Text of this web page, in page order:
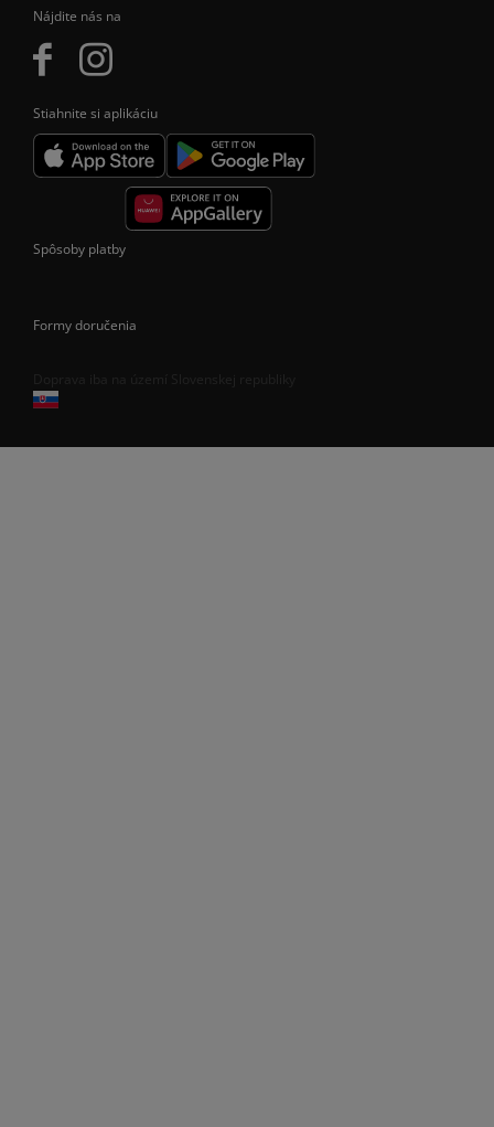
Nájdite nás na
Stiahnite si aplikáciu
Spôsoby platby
Formy doručenia